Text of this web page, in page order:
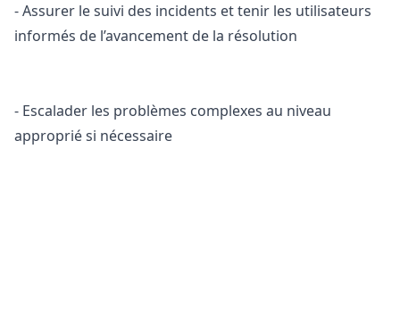
- Assurer le suivi des incidents et tenir les utilisateurs
informés de l’avancement de la résolution
- Escalader les problèmes complexes au niveau
approprié si nécessaire